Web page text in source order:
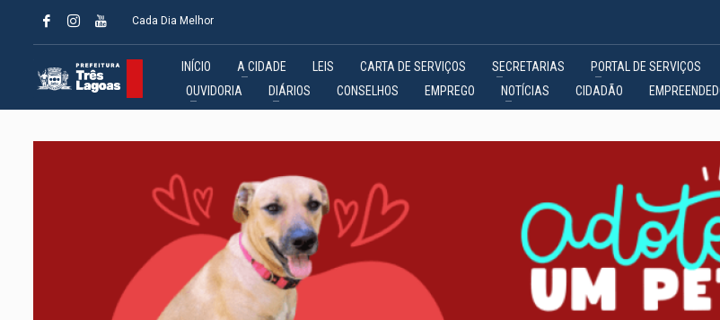
Cada Dia Melhor
INÍCIO A CIDADE LEIS CARTA DE SERVIÇOS SECRETARIAS PORTAL DE SERVIÇOS
OUVIDORIA
DIÁRIOS CONSELHOS EMPREGO NOTÍCIAS CIDADÃO